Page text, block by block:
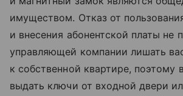
имуществом. Отказ от
и внесения абонентской платы не
управляющей компании лишать
к собственной квартире, поэтому
выдать ключи от входной двери